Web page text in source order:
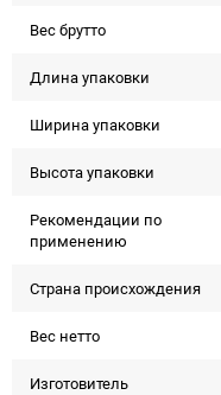
Вес брутто
Длина упаковки
Ширина упаковки
Высота упаковки
Рекомендации по
применению
Страна происхождения
Вес нетто
Изготовитель